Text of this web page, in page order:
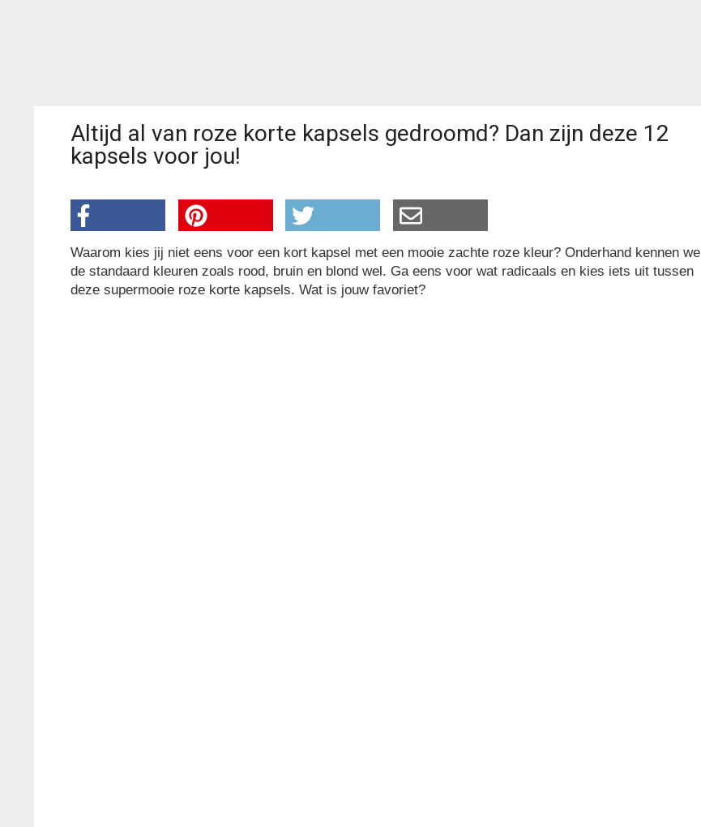
Altijd al van roze korte kapsels gedroomd? Dan zijn deze 12
kapsels voor jou!
Waarom kies jij niet eens voor een kort kapsel met een mooie zachte roze kleur? Onderhand kennen we
de standaard kleuren zoals rood, bruin en blond wel. Ga eens voor wat radicaals en kies iets uit tussen
deze supermooie roze korte kapsels. Wat is jouw favoriet?